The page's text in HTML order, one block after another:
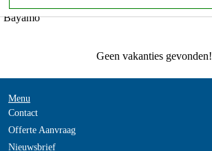
Bayamo
Geen vakanties gevonden!
Menu
Contact
Offerte Aanvraag
Nieuwsbrief